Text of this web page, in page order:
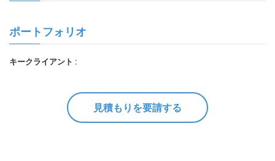
ポートフォリオ
キークライアント :
見積もりを要請する